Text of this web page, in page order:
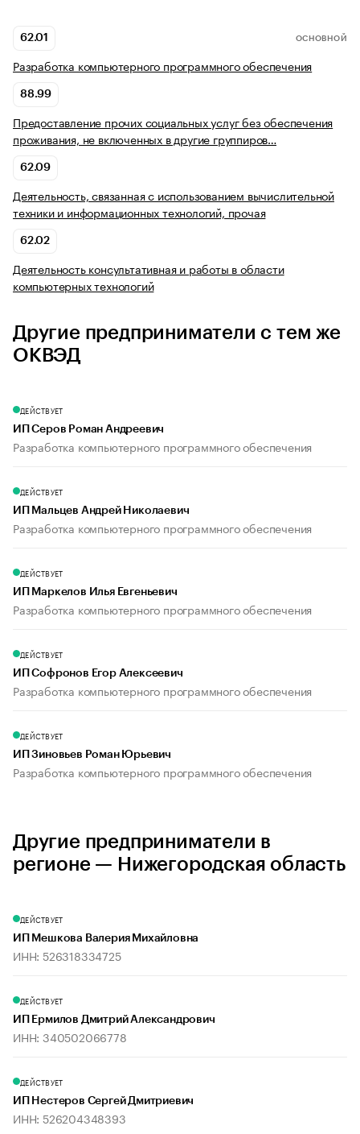
62.01 ОСНОВНОЙ
Разработка компьютерного программного обеспечения
88.99
Предоставление прочих социальных услуг без обеспечения
проживания, не включенных в другие группиров…
62.09
Деятельность, связанная с использованием вычислительной
техники и информационных технологий, прочая
62.02
Деятельность консультативная и работы в области
компьютерных технологий
Другие предприниматели с тем же
ОКВЭД
ДЕЙСТВУЕТ
ИП Серов Роман Андреевич
Разработка компьютерного программного обеспечения
ДЕЙСТВУЕТ
ИП Мальцев Андрей Николаевич
Разработка компьютерного программного обеспечения
ДЕЙСТВУЕТ
ИП Маркелов Илья Евгеньевич
Разработка компьютерного программного обеспечения
ДЕЙСТВУЕТ
ИП Софронов Егор Алексеевич
Разработка компьютерного программного обеспечения
ДЕЙСТВУЕТ
ИП Зиновьев Роман Юрьевич
Разработка компьютерного программного обеспечения
Другие предприниматели в
регионе — Нижегородская область
ДЕЙСТВУЕТ
ИП Мешкова Валерия Михайловна
ИНН: 526318334725
ДЕЙСТВУЕТ
ИП Ермилов Дмитрий Александрович
ИНН: 340502066778
ДЕЙСТВУЕТ
ИП Нестеров Сергей Дмитриевич
ИНН: 526204348393